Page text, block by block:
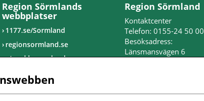
Region Sörmlands
webbplatser
1177.se/Sormland
regionsormland.se
utvecklasormland.se
Region Sörmland
Kontaktcenter
Telefon: 0155-24 50 00
Besöksadress:
Länsmansvägen 6
Repslagaregatan 19